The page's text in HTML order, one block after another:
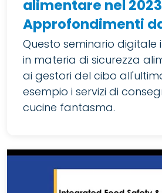
alimentare nel
Approfondimenti
Questo seminario digitale
in materia di sicurezza
ai gestori del cibo
esempio i servizi di
cucine fantasma.